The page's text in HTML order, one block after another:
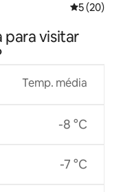
5 (20)
para visitar
Temp. média
-8 °C
-7 °C